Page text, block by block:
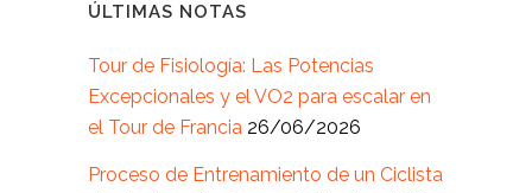
ÚLTIMAS NOTAS
Tour de Fisiología: Las Potencias
Excepcionales y el VO2 para escalar en
el Tour de Francia 26/06/2026
Proceso de Entrenamiento de un Ciclista